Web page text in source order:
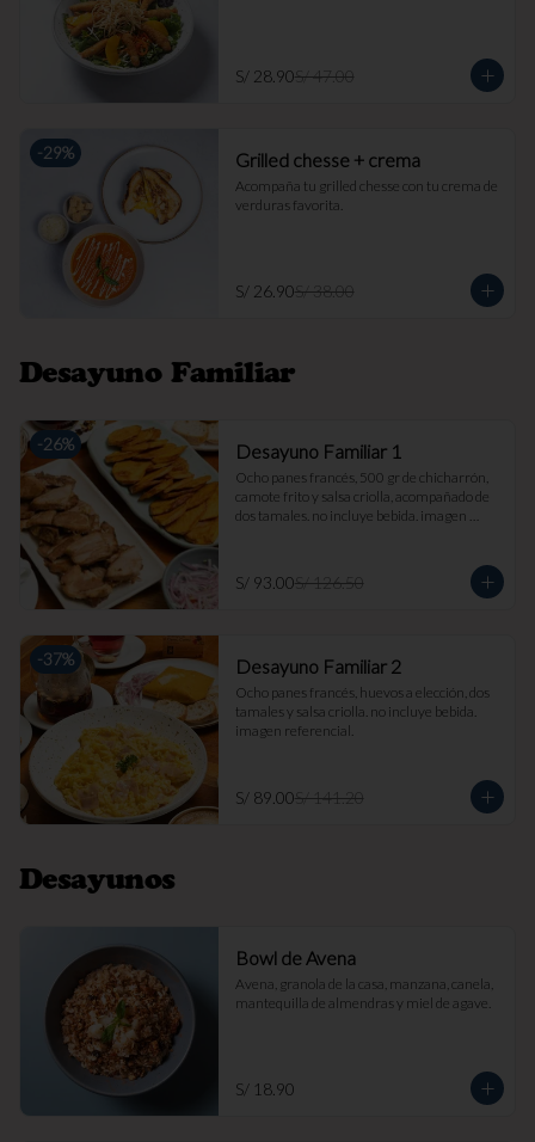
S/ 28.90S/ 47.00
-29% Grilled chesse + crema
Acompaña tu grilled chesse con tu crema de
verduras favorita.
S/ 26.90S/ 38.00
Desayuno Familiar
-26% Desayuno Familiar 1
Ocho panes francés, 500 gr de chicharrón,
camote frito y salsa criolla, acompañado de
dos tamales. no incluye bebida. imagen
S/ 93.00S/ 126.50
-37% Desayuno Familiar 2
Ocho panes francés, huevos a elección, dos
tamales y salsa criolla. no incluye bebida.
imagen referencial.
S/ 89.00S/ 141.20
Desayunos
Bowl de Avena
Avena, granola de la casa, manzana, canela,
mantequilla de almendras y miel de agave.
S/ 18.90